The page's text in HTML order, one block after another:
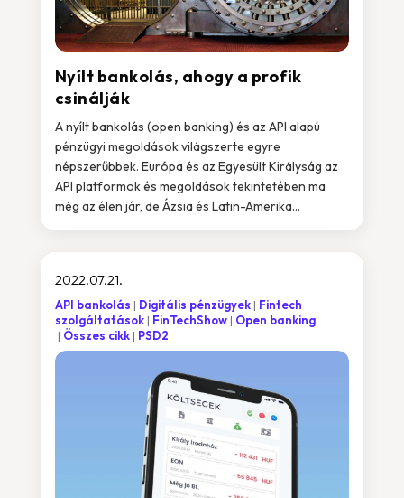
Nyílt bankolás, ahogy a profik
csinálják
A nyílt bankolás (open banking) és az API alapú
pénzügyi megoldások világszerte egyre
népszerűbbek. Európa és az Egyesült Királyság az
API platformok és megoldások tekintetében ma
még az élen jár, de Ázsia és Latin-Amerika...
2022.07.21.
API bankolás Digitális pénzügyek
Fintech
szolgáltatások
FinTechShow
Open banking
Összes cikk
PSD2